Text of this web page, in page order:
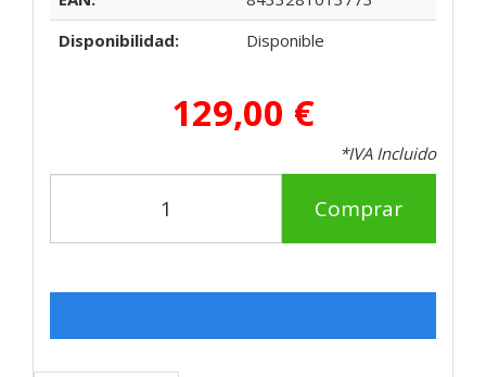
Disponibilidad:
Disponible
129,00 €
*IVA Incluido
Comprar